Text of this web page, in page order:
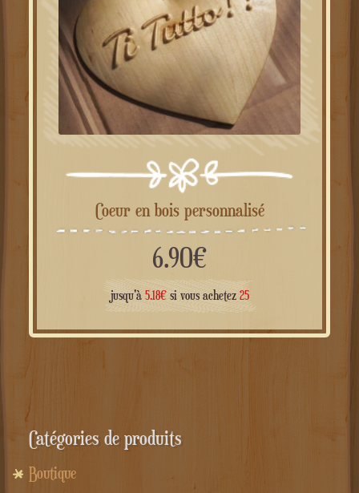
Coeur en bois personnalisé
6.90€
jusqu'à 5.18€si vous achetez25
Catégories de produits
Boutique